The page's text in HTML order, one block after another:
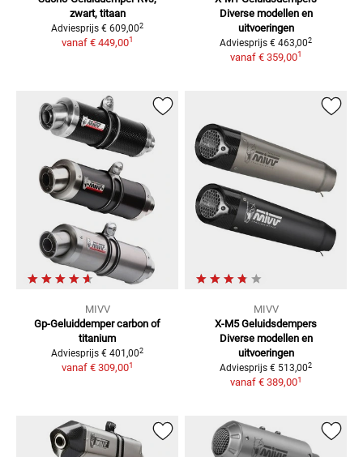
zwart, titaan
Adviesprijs € 609,002
vanaf € 449,001
Diverse modellen en
uitvoeringen
Adviesprijs € 463,002
vanaf € 359,001
MIVV
Gp-Geluiddemper carbon of
titanium
Adviesprijs € 401,002
vanaf € 309,001
MIVV
X-M5 Geluidsdempers
Diverse modellen en
uitvoeringen
Adviesprijs € 513,002
vanaf € 389,001